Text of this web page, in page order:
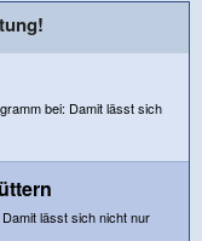
bei: Damit lässt sich
lässt sich nicht nur